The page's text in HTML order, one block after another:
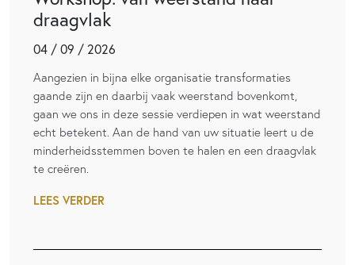
draagvlak
04 / 09 / 2026
Aangezien in bijna elke organisatie transformaties
gaande zijn en daarbij vaak weerstand bovenkomt,
gaan we ons in deze sessie verdiepen in wat weerstand
echt betekent. Aan de hand van uw situatie leert u de
minderheidsstemmen boven te halen en een draagvlak
te creëren.
LEES VERDER